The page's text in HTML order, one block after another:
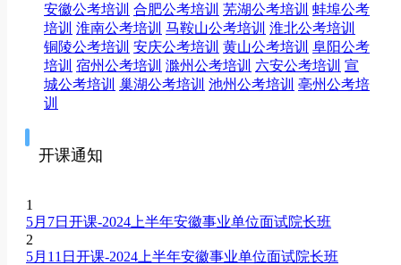
安徽公考培训 合肥公考培训 芜湖公考培训 蚌埠公考
培训 淮南公考培训 马鞍山公考培训 淮北公考培训
铜陵公考培训 安庆公考培训 黄山公考培训 阜阳公考
培训 宿州公考培训 滁州公考培训 六安公考培训 宣
城公考培训 巢湖公考培训 池州公考培训 亳州公考培
训
开课通知
1
5月7日开课-2024上半年安徽事业单位面试院长班
2
5月11日开课-2024上半年安徽事业单位面试院长班